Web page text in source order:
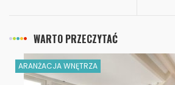
WARTO PRZECZYTAĆ
ARANŻACJA WNĘTRZA